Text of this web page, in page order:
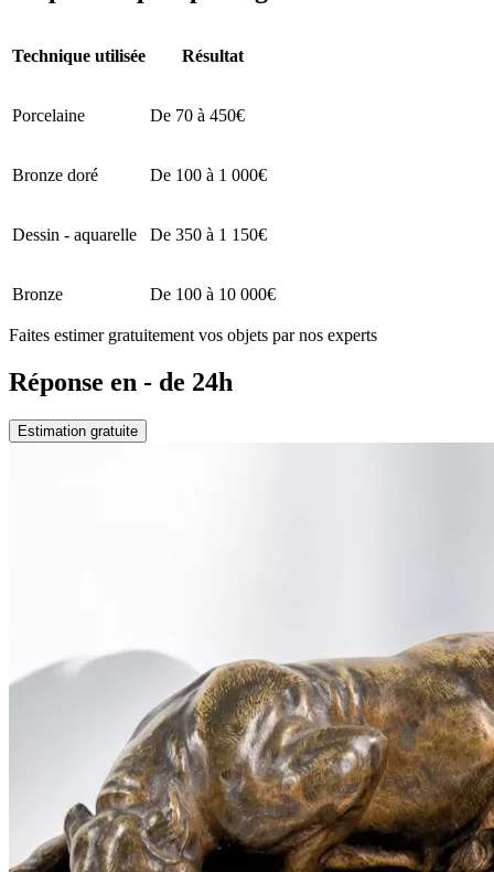
Technique utilisée Résultat
Porcelaine De 70 à 450€
Bronze doré De 100 à 1 000€
Dessin - aquarelle De 350 à 1 150€
Bronze De 100 à 10 000€
Faites estimer gratuitement vos objets par nos experts
Réponse en - de 24h
Estimation gratuite